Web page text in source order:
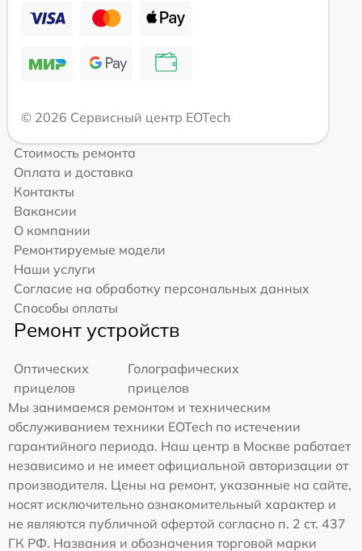
© 2026 Сервисный центр EOTech
Стоимость ремонта
Оплата и доставка
Контакты
Вакансии
О компании
Ремонтируемые модели
Наши услуги
Согласие на обработку персональных данных
Способы оплаты
Ремонт устройств
Оптических
прицелов
Голографических
прицелов
Мы занимаемся ремонтом и техническим
обслуживанием техники EOTech по истечении
гарантийного периода. Наш центр в Москве работает
независимо и не имеет официальной авторизации от
производителя. Цены на ремонт, указанные на сайте,
носят исключительно ознакомительный характер и
не являются публичной офертой согласно п. 2 ст. 437
ГК РФ. Названия и обозначения торговой марки